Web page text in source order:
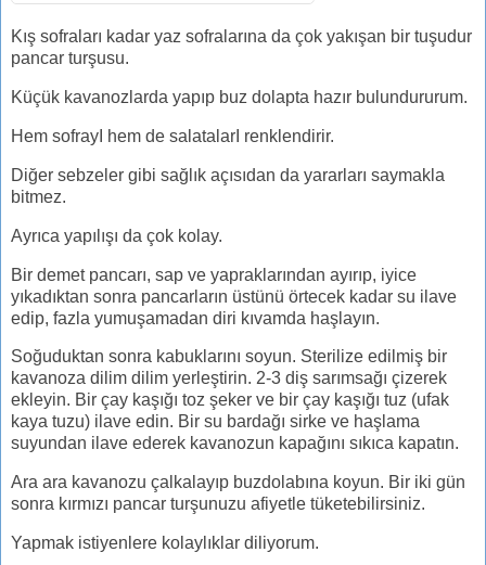
Kış sofraları kadar yaz sofralarına da çok yakışan bir tuşudur
pancar turşusu.
Küçük kavanozlarda yapıp buz dolapta hazır bulundururum.
Hem sofrayI hem de salatalarI renklendirir.
Diğer sebzeler gibi sağlık açısıdan da yararları saymakla
bitmez.
Ayrıca yapılışı da çok kolay.
Bir demet pancarı, sap ve yapraklarından ayırıp, iyice
yıkadıktan sonra pancarların üstünü örtecek kadar su ilave
edip, fazla yumuşamadan diri kıvamda haşlayın.
Soğuduktan sonra kabuklarını soyun. Sterilize edilmiş bir
kavanoza dilim dilim yerleştirin. 2-3 diş sarımsağı çizerek
ekleyin. Bir çay kaşığı toz şeker ve bir çay kaşığı tuz (ufak
kaya tuzu) ilave edin. Bir su bardağı sirke ve haşlama
suyundan ilave ederek kavanozun kapağını sıkıca kapatın.
Ara ara kavanozu çalkalayıp buzdolabına koyun. Bir iki gün
sonra kırmızı pancar turşunuzu afiyetle tüketebilirsiniz.
Yapmak istiyenlere kolaylıklar diliyorum.